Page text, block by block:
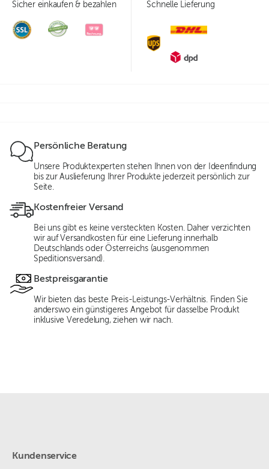
Sicher einkaufen & bezahlen Schnelle Lieferung
Persönliche Beratung
Unsere Produktexperten stehen Ihnen von der Ideenfindung
bis zur Auslieferung Ihrer Produkte jederzeit persönlich zur
Seite.
Kostenfreier Versand
Bei uns gibt es keine versteckten Kosten. Daher verzichten
wir auf Versandkosten für eine Lieferung innerhalb
Deutschlands oder Österreichs (ausgenommen
Speditionsversand).
Bestpreisgarantie
Wir bieten das beste Preis-Leistungs-Verhältnis. Finden Sie
anderswo ein günstigeres Angebot für dasselbe Produkt
inklusive Veredelung, ziehen wir nach.
Kundenservice